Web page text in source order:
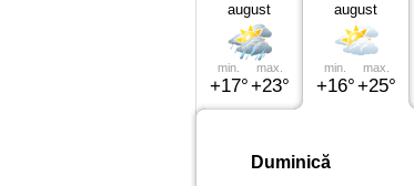
august
min.
+17°
max.
+23°
august
min.
+16°
max.
+25°
Duminică